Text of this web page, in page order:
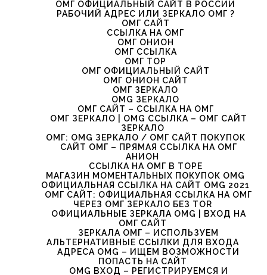
ОМГ ОФИЦИАЛЬНЫЙ САЙТ В РОССИИ
РАБОЧИЙ АДРЕС ИЛИ ЗЕРКАЛО ОМГ ?
ОМГ САЙТ
ССЫЛКА НА ОМГ
ОМГ ОНИОН
ОМГ ССЫЛКА
ОМГ ТОР
ОМГ ОФИЦИАЛЬНЫЙ САЙТ
ОМГ ОНИОН САЙТ
ОМГ ЗЕРКАЛО
OMG ЗЕРКАЛО
ОМГ САЙТ – ССЫЛКА НА ОМГ
ОМГ ЗЕРКАЛО | OMG ССЫЛКА – ОМГ САЙТ
ЗЕРКАЛО
ОМГ: OMG ЗЕРКАЛО / ОМГ САЙТ ПОКУПОК
САЙТ ОМГ – ПРЯМАЯ ССЫЛКА НА ОМГ
АНИОН
ССЫЛКА НА ОМГ В ТОРЕ
МАГАЗИН МОМЕНТАЛЬНЫХ ПОКУПОК OMG
ОФИЦИАЛЬНАЯ ССЫЛКА НА САЙТ OMG 2021
ОМГ САЙТ: ОФИЦИАЛЬНАЯ ССЫЛКА НА ОМГ
ЧЕРЕЗ ОМГ ЗЕРКАЛО БЕЗ TOR
ОФИЦИАЛЬНЫЕ ЗЕРКАЛА OMG | ВХОД НА
ОМГ САЙТ
ЗЕРКАЛА ОМГ – ИСПОЛЬЗУЕМ
АЛЬТЕРНАТИВНЫЕ ССЫЛКИ ДЛЯ ВХОДА
АДРЕСА OMG – ИЩЕМ ВОЗМОЖНОСТИ
ПОПАСТЬ НА САЙТ
OMG ВХОД – РЕГИСТРИРУЕМСЯ И